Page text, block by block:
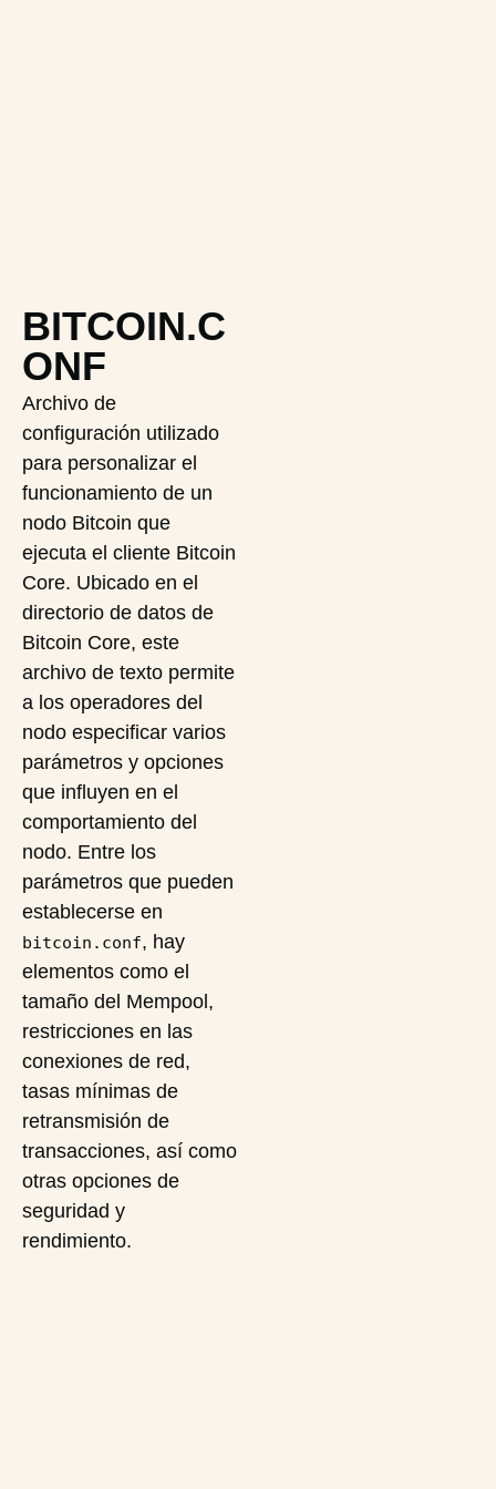
BITCOIN.C
ONF
Archivo de
configuración utilizado
para personalizar el
funcionamiento de un
nodo Bitcoin que
ejecuta el cliente Bitcoin
Core. Ubicado en el
directorio de datos de
Bitcoin Core, este
archivo de texto permite
a los operadores del
nodo especificar varios
parámetros y opciones
que influyen en el
comportamiento del
nodo. Entre los
parámetros que pueden
establecerse en
bitcoin.conf, hay
elementos como el
tamaño del Mempool,
restricciones en las
conexiones de red,
tasas mínimas de
retransmisión de
transacciones, así como
otras opciones de
seguridad y
rendimiento.